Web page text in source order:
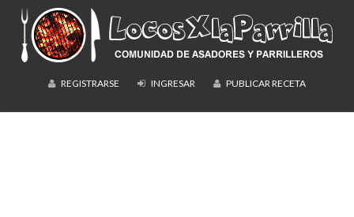
REGISTRARSE INGRESAR PUBLICAR RECETA